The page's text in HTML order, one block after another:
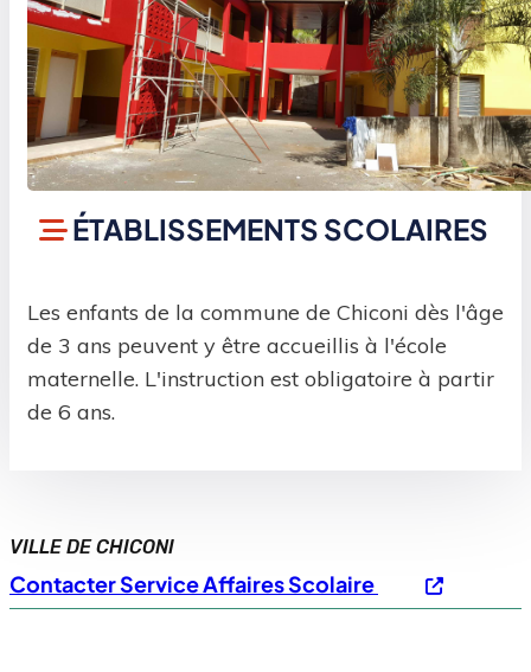
ÉTABLISSEMENTS SCOLAIRES
Les enfants de la commune de Chiconi dès l'âge
de 3 ans peuvent y être accueillis à l'école
maternelle. L'instruction est obligatoire à partir
de 6 ans.
VILLE DE CHICONI
Contacter Service Affaires Scolaire